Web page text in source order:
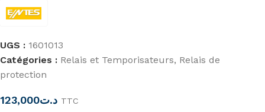
UGS : 1601013
Catégories : Relais et Temporisateurs, Relais de
protection
د.ت123,000 TTC